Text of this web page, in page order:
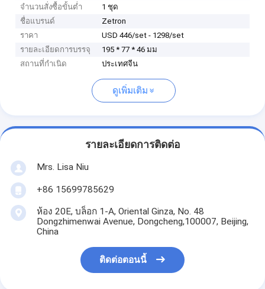
จำนวนสั่งซื้อขั้นต่ำ
1 ชุด
ชื่อแบรนด์
Zetron
ราคา
USD 446/set - 1298/set
รายละเอียดการบรรจุ
195 * 77 * 46 มม
สถานที่กำเนิด
ประเทศจีน
ดูเพิ่มเติม
รายละเอียดการติดต่อ
Mrs. Lisa Niu
+86 15699785629
ห้อง 20E, บล็อก 1-A, Oriental Ginza, No. 48
Dongzhimenwai Avenue, Dongcheng,100007, Beijing,
China
ติดต่อตอนนี้